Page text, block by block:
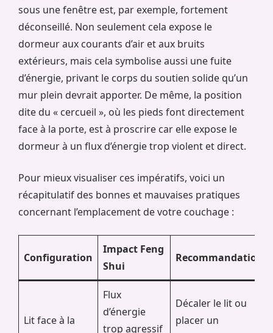
sous une fenêtre est, par exemple, fortement
déconseillé. Non seulement cela expose le
dormeur aux courants d’air et aux bruits
extérieurs, mais cela symbolise aussi une fuite
d’énergie, privant le corps du soutien solide qu’un
mur plein devrait apporter. De même, la position
dite du « cercueil », où les pieds font directement
face à la porte, est à proscrire car elle expose le
dormeur à un flux d’énergie trop violent et direct.
Pour mieux visualiser ces impératifs, voici un
récapitulatif des bonnes et mauvaises pratiques
concernant l’emplacement de votre couchage :
Configuration
Impact Feng
Shui
Recommandation
Lit face à la
Flux
d’énergie
trop agressif
Décaler le lit ou
placer un